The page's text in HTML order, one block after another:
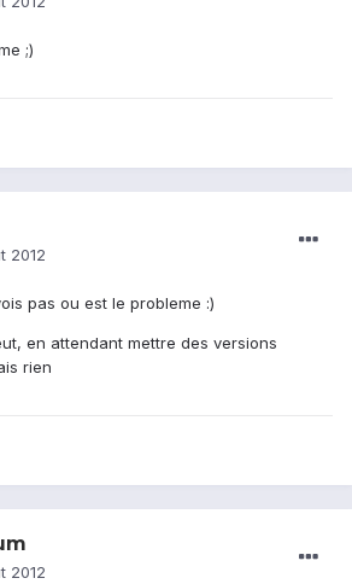
;)
2012
pas ou est le probleme :)
en attendant mettre des versions
rien
2012